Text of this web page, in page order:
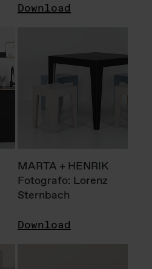
Download
MARTA + HENRIK
Fotografo: Lorenz
Sternbach
Download